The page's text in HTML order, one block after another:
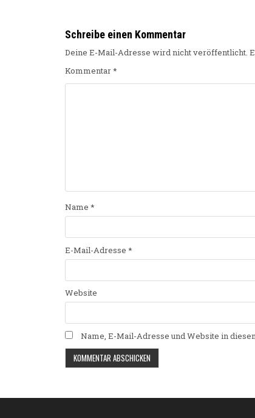
Schreibe einen Kommentar
Deine E-Mail-Adresse wird nicht veröffentlicht.
Kommentar*
Name *
E-Mail-Adresse *
Website
Name, E-Mail-Adresse und Website in